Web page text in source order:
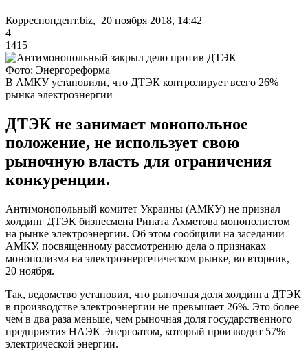
Корреспондент.biz, 20 ноября 2018, 14:42
4
1415
Фото: Энергореформа
В АМКУ установили, что ДТЭК контролирует всего 26%
рынка электроэнергии
ДТЭК не занимает монопольное
положение, не использует свою
рыночную власть для ограничения
конкуренции.
Антимонопольный комитет Украины (АМКУ) не признал
холдинг ДТЭК бизнесмена Рината Ахметова монополистом
на рынке электроэнергии. Об этом сообщили на заседании
АМКУ, посвященному рассмотрению дела о признаках
монополизма на электроэнергетическом рынке, во вторник,
20 ноября.
Так, ведомство установил, что рыночная доля холдинга ДТЭК
в производстве электроэнергии не превышает 26%. Это более
чем в два раза меньше, чем рыночная доля государственного
предприятия НАЭК Энергоатом, который производит 57%
электрической энергии.